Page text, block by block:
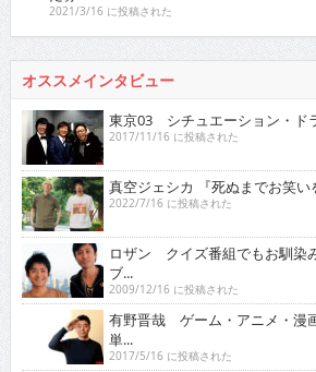
オススメインタビュー
2017/11/16 に投稿された
2022/7/16 に投稿された
ブ...
2009/12/16 に投稿された
有野晋哉 ゲーム・アニメ・漫
単...
2017/5/16 に投稿された
ゴー☆ジャス 『夢が叶うという